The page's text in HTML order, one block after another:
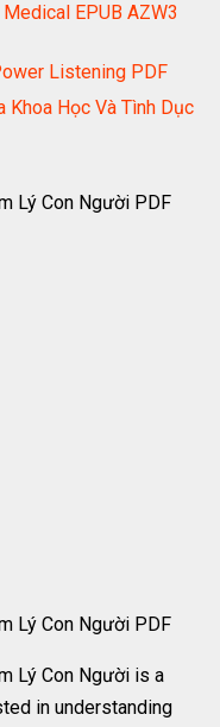
EPUB AZW3
Listening PDF
Khoa Học Và Tình Dục
Lý Con Người PDF
Lý Con Người PDF
Lý Con Người is a
in understanding